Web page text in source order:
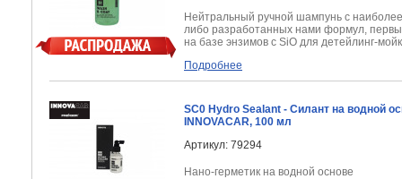
Нейтральный ручной шампунь с
либо разработанных нами формул,
на базе энзимов с SiO для детейлинг-
Подробнее
SC0 Hydro Sealant - Силант на водной
INNOVACAR, 100 мл
Артикул: 79294
Нано-герметик на водной основе